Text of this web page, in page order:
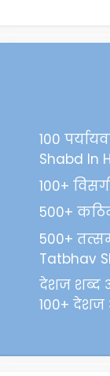
100
Shabd In
100+
500+
500+
Tatbhav
देशज शब्द
100+